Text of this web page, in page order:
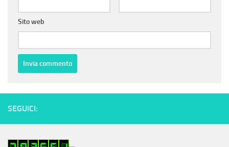
Sito web
SEGUICI: